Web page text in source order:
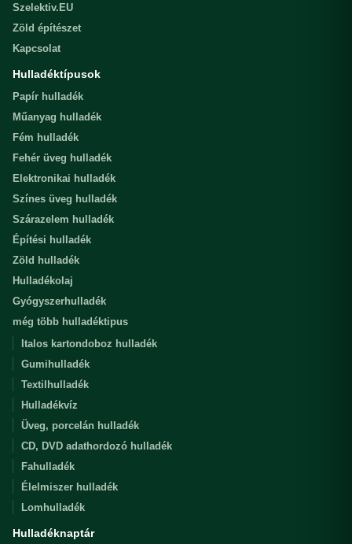
Szelektiv.EU
Zöld építészet
Kapcsolat
Hulladéktípusok
Papír hulladék
Műanyag hulladék
Fém hulladék
Fehér üveg hulladék
Elektronikai hulladék
Színes üveg hulladék
Szárazelem hulladék
Építési hulladék
Zöld hulladék
Hulladékolaj
Gyógyszerhulladék
még több hulladéktipus
Italos kartondoboz hulladék
Gumihulladék
Textilhulladék
Hulladékvíz
Üveg, porcelán hulladék
CD, DVD adathordozó hulladék
Fahulladék
Élelmiszer hulladék
Lomhulladék
Hulladéknaptár